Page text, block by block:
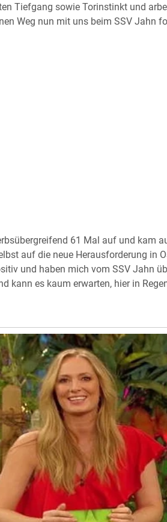
Tiefgang sowie Torinstinkt und
Weg nun mit uns beim SSV Jahn
61 Mal auf und kam
auf die neue Herausforderung in
und haben mich vom SSV Jahn
kann es kaum erwarten, hier in